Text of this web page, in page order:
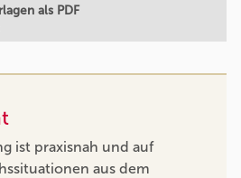
ist praxisnah und auf
aus dem
als PDF